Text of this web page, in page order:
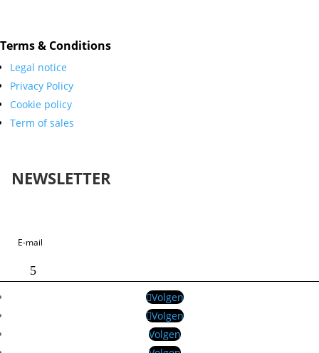
Terms & Conditions
Legal notice
Privacy Policy
Cookie policy
Term of sales
NEWSLETTER
Volgen
Volgen
Volgen